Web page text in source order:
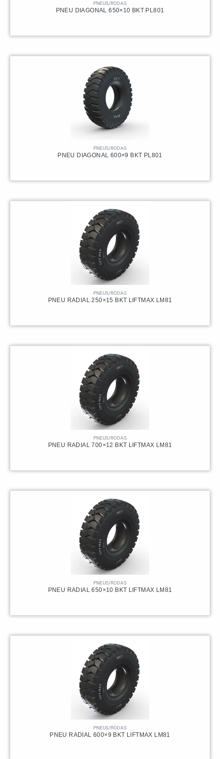
PNEUS/RODAS
PNEU DIAGONAL 650×10 BKT PL801
PNEUS/RODAS
PNEU DIAGONAL 600×9 BKT PL801
PNEUS/RODAS
PNEU RADIAL 250×15 BKT LIFTMAX LM81
PNEUS/RODAS
PNEU RADIAL 700×12 BKT LIFTMAX LM81
PNEUS/RODAS
PNEU RADIAL 650×10 BKT LIFTMAX LM81
PNEUS/RODAS
PNEU RADIAL 600×9 BKT LIFTMAX LM81